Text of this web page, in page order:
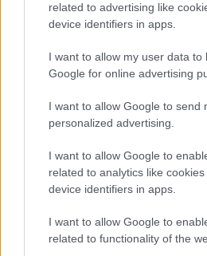
related to advertising like
device identifiers in apps.
I want to allow my user data to
Google for online advertising
I want to allow Google to send
personalized advertising.
I want to allow Google to
related to analytics like
device identifiers in apps.
I want to allow Google to
related to functionality of the
A stúdiókoncert
Oláh Krisztián Quartet
finanszírozási
A Fundrzr felületén indított
amelyhez eddig rengeteg
várhatóan 2022 karácsonya előtt
előrendelésének árával. A
választhatnak, így aCrescendo